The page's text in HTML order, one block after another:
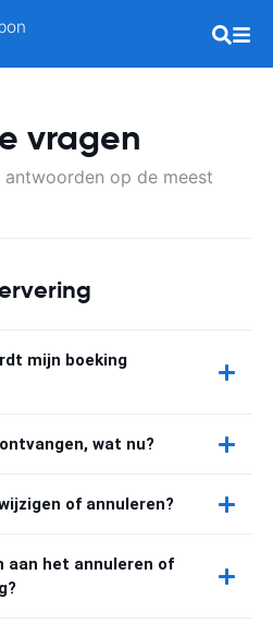
vragen
op de meest
mijn boeking
wat nu?
of annuleren?
aan het annuleren of